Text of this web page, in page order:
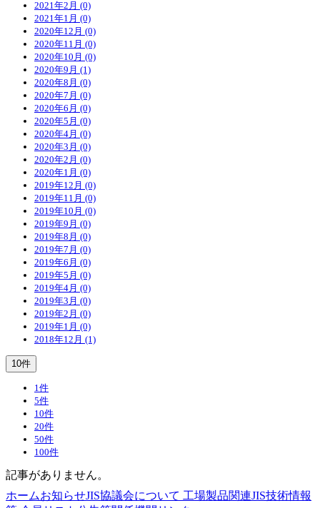
2021年2月 (0)
2021年1月 (0)
2020年12月 (0)
2020年11月 (0)
2020年10月 (0)
2020年9月 (1)
2020年8月 (0)
2020年7月 (0)
2020年6月 (0)
2020年5月 (0)
2020年4月 (0)
2020年3月 (0)
2020年2月 (0)
2020年1月 (0)
2019年12月 (0)
2019年11月 (0)
2019年10月 (0)
2019年9月 (0)
2019年8月 (0)
2019年7月 (0)
2019年6月 (0)
2019年5月 (0)
2019年4月 (0)
2019年3月 (0)
2019年2月 (0)
2019年1月 (0)
2018年12月 (1)
10件
1件
5件
10件
20件
50件
100件
記事がありません。
ホームお知らせJIS協議会について 工場製品関連JIS技術情報